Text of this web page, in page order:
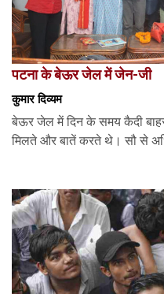
पटना के बेऊर जेल में जेन-जी
कुमार दिव्यम
बेऊर जेल में दिन के समय कैदी
मिलते और बातें करते थे। सौ से